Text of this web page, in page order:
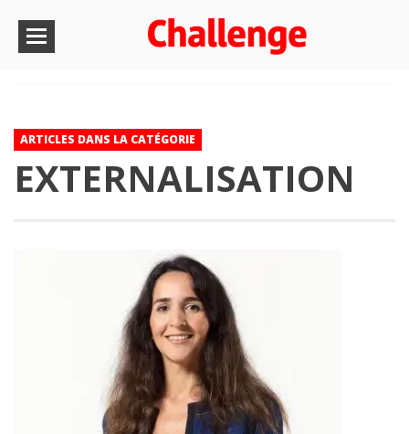
ARTICLES DANS LA CATÉGORIE
EXTERNALISATION